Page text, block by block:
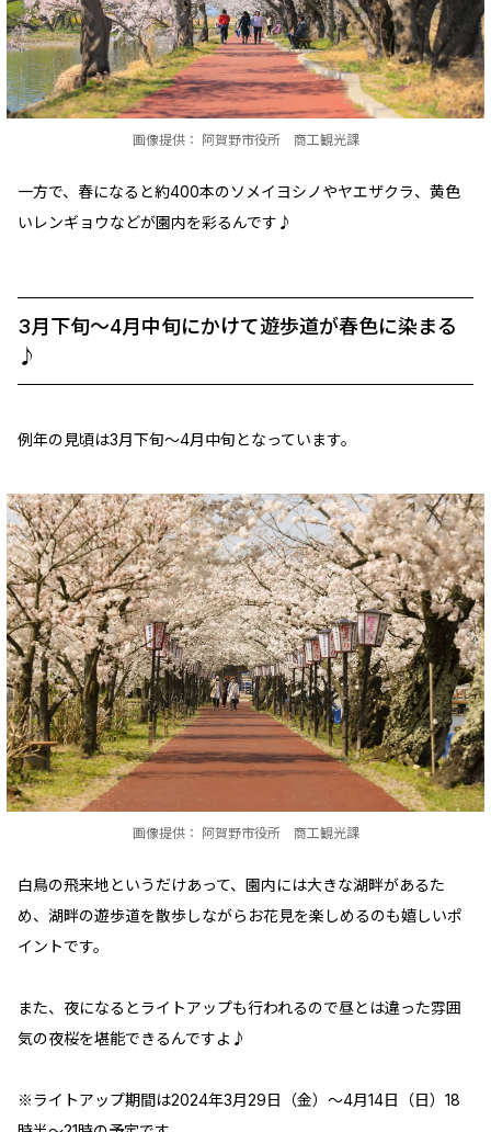
画像提供： 阿賀野市役所 商工観光課
一方で、春になると約400本のソメイヨシノやヤエザクラ、黄色
いレンギョウなどが園内を彩るんです♪
3月下旬～4月中旬にかけて遊歩道が春色に染まる
♪
例年の見頃は3月下旬～4月中旬となっています。
画像提供： 阿賀野市役所 商工観光課
白鳥の飛来地というだけあって、園内には大きな湖畔があるた
め、湖畔の遊歩道を散歩しながらお花見を楽しめるのも嬉しいポ
イントです。
また、夜になるとライトアップも行われるので昼とは違った雰囲
気の夜桜を堪能できるんですよ♪
※ライトアップ期間は2024年3月29日（金）～4月14日（日）18